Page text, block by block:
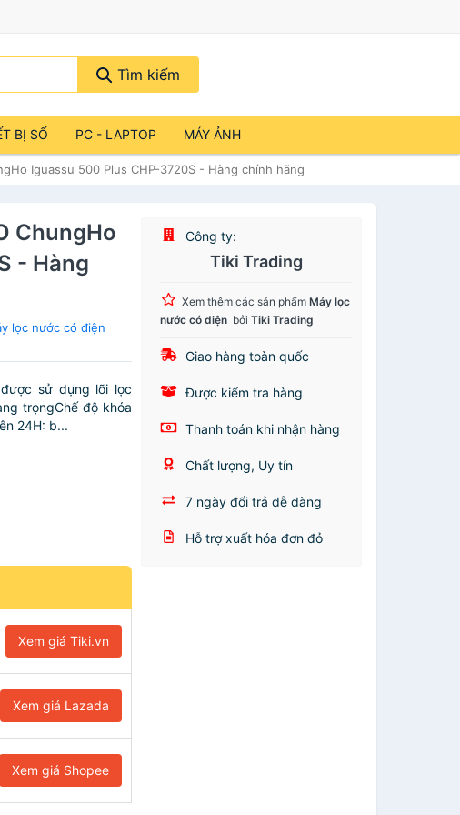
Tìm kiếm
BỊ SỐ PC - LAPTOP MÁY ẢNH
Iguassu 500 Plus CHP-3720S - Hàng chính hãng
ChungHo
- Hàng
lọc nước có điện
sử dụng lõi lọc
trọngChế độ khóa
24H: b...
Xem giá Tiki.vn
Xem giá Lazada
Xem giá Shopee
Công ty:
Tiki Trading
Xem thêm các sản phẩmMáy lọc
nước có điện bởiTiki Trading
Giao hàng toàn quốc
Được kiểm tra hàng
Thanh toán khi nhận hàng
Chất lượng, Uy tín
7 ngày đổi trả dễ dàng
Hỗ trợ xuất hóa đơn đỏ